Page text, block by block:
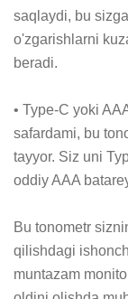
saqlaydi, bu
o'zgarishlarni
beradi.
• Type-C yoki
safardami, bu
tayyor. Siz uni
oddiy AAA
Bu tonometr
qilishdagi
muntazam